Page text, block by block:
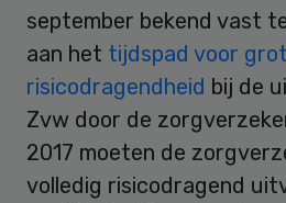
september bekend vast
aan het tijdspad voor
risicodragendheid bij de
Zvw door de
2017 moeten de
volledig risicodragend